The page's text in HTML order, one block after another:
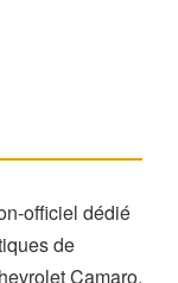
officiel dédié
de
Camaro.